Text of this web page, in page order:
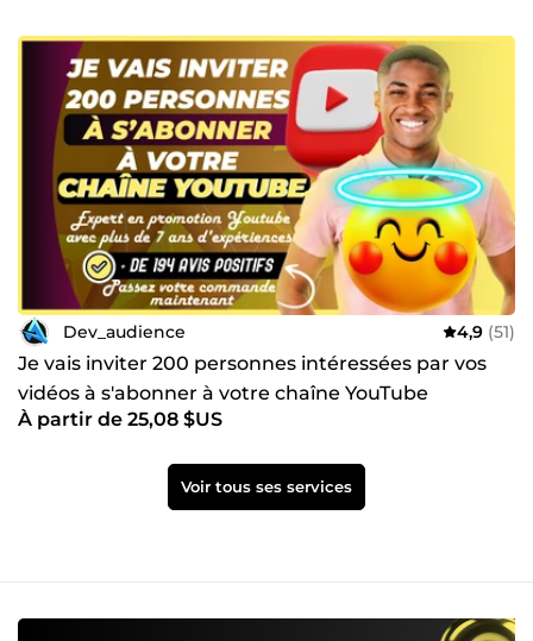
Dev_audience 4,9 (51)
Je vais inviter 200 personnes intéressées par vos
vidéos à s'abonner à votre chaîne YouTube
À partir de 25,08 $US
Voir tous ses services